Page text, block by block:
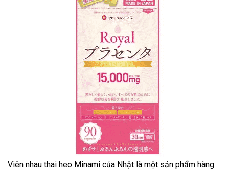
Viên nhau thai heo Minami của Nhật là một sản phẩm hàng